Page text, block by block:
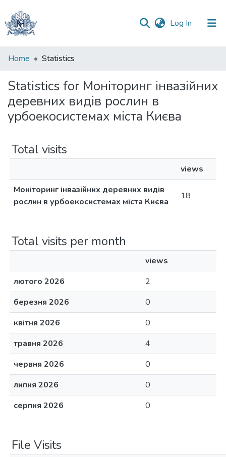
Log In (current)
Communities
Collections
All of DSpace
Home Statistics
Statistics for Моніторинг інвазійних
деревних видів рослин в
урбоекосистемах міста Києва
Total visits
views
Моніторинг інвазійних деревних видів
рослин в урбоекосистемах міста Києва
18
Total visits per month
views
лютого 2026
2
березня 2026
0
квітня 2026
0
травня 2026
4
червня 2026
0
липня 2026
0
серпня 2026
0
File Visits